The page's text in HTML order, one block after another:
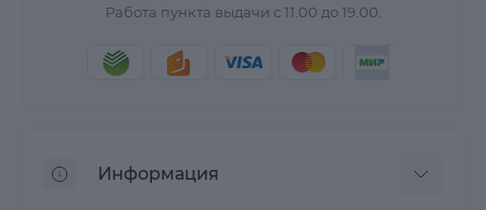
Работа пункта выдачи с 11.00 до 19.00.
Информация